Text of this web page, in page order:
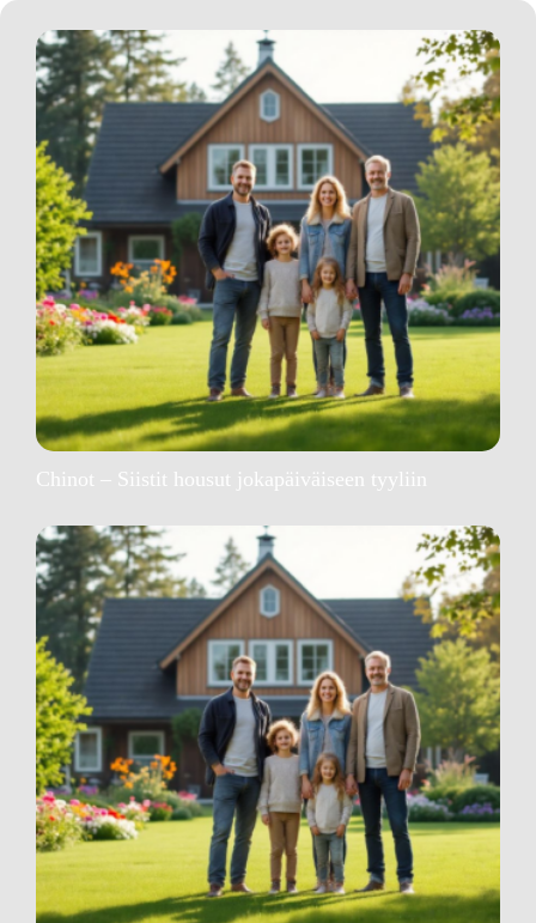
Chinot – Siistit housut jokapäiväiseen tyyliin